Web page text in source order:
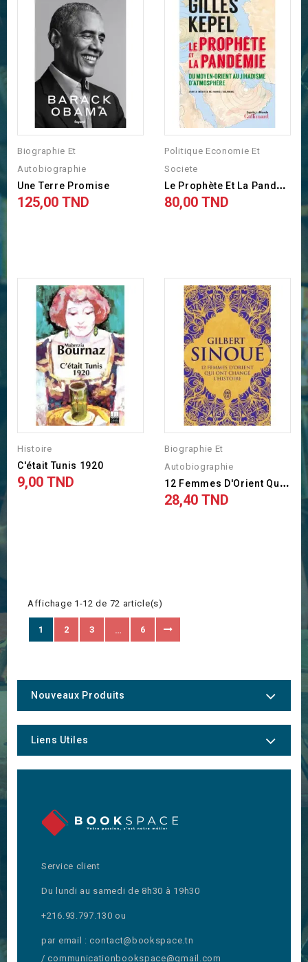
Biographie Et
Autobiographie
Une Terre Promise
Prix
125,00 TND
Politique Economie Et
Societe
L
E Prophète Et La Pandémie
Prix
80,00 TND
Histoire
C'était Tunis 1920
Prix
9,00 TND
Biographie Et
Autobiographie
1
2 Femmes D'Orient Qui Ont...
Prix
28,40 TND
Affichage 1-12 de 72 article(s)
1 2 3 … 6
Nouveaux Produits
Liens Utiles
Service client
Du lundi au samedi de 8h30 à 19h30
+216.93.797.130 ou
par email : contact@bookspace.tn
/ communicationbookspace@gmail.com